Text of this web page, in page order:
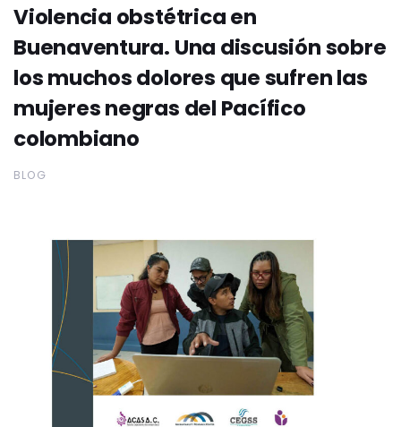
Violencia obstétrica en
Buenaventura. Una discusión sobre
los muchos dolores que sufren las
mujeres negras del Pacífico
colombiano
BLOG